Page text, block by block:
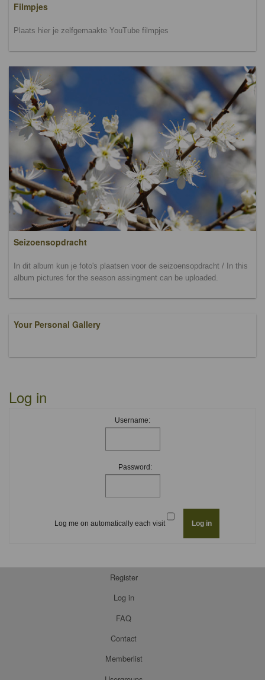
Filmpjes
Plaats hier je zelfgemaakte YouTube filmpjes
Seizoensopdracht
In dit album kun je foto's plaatsen voor de seizoensopdracht / In this
album pictures for the season assingment can be uploaded.
Your Personal Gallery
Log in
Username:
Password:
Log me on automatically each visit
Register
Log in
FAQ
Contact
Memberlist